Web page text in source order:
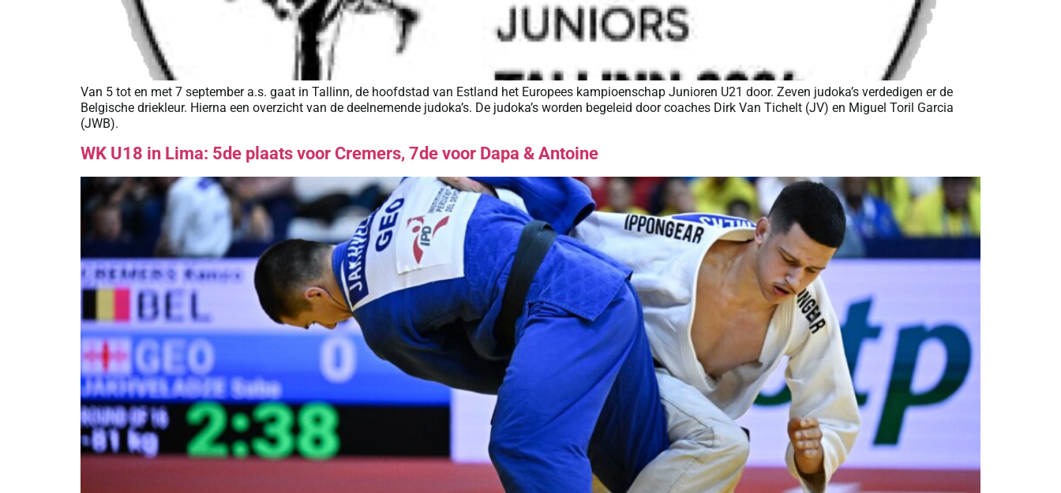
Van 5 tot en met 7 september a.s. gaat in Tallinn, de hoofdstad van Estland het Europees kampioenschap Junioren U21 door. Zeven judoka’s verdedigen er de
Belgische driekleur. Hierna een overzicht van de deelnemende judoka’s. De judoka’s worden begeleid door coaches Dirk Van Tichelt (JV) en Miguel Toril Garcia
(JWB).
WK U18 in Lima: 5de plaats voor Cremers, 7de voor Dapa & Antoine